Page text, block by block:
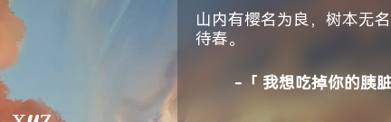
山内有樱名为良，树本无
待春。
-「 我想吃掉你的胰脏